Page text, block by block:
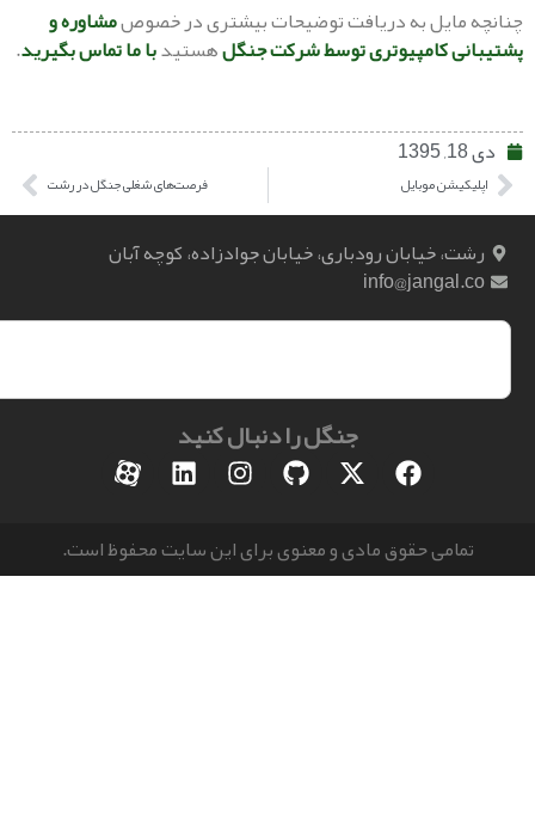
مایل به دریافت توضیحات بیشتری در خصوصمشاوره و
کامپیوتری توسط شرکت جنگلهستیدبا ما تماس بگیرید.
موبایل فرصت‌های شغلی جنگل در رشت
خیابان رودباری، خیابان جوادزاده، کوچه آبان
جنگل را دنبال کنید
حقوق مادی و معنوی برای این سایت محفوظ است.